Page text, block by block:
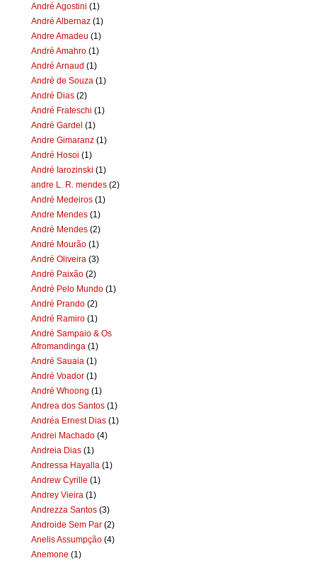
André Agostini (1)
André Albernaz (1)
Andre Amadeu (1)
André Amahro (1)
André Arnaud (1)
André de Souza (1)
André Dias (2)
André Frateschi (1)
André Gardel (1)
Andre Gimaranz (1)
André Hosoi (1)
André Iarozinski (1)
andre L. R. mendes (2)
André Medeiros (1)
Andre Mendes (1)
André Mendes (2)
André Mourão (1)
André Oliveira (3)
André Paixão (2)
André Pelo Mundo (1)
André Prando (2)
André Ramiro (1)
André Sampaio & Os
Afromandinga (1)
André Sauaia (1)
André Voador (1)
André Whoong (1)
Andrea dos Santos (1)
Andréa Ernest Dias (1)
Andrei Machado (4)
Andreia Dias (1)
Andressa Hayalla (1)
Andrew Cyrille (1)
Andrey Vieira (1)
Andrezza Santos (3)
Androide Sem Par (2)
Anelis Assumpção (4)
Anemone (1)